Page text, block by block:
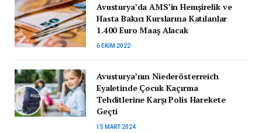
Avusturya’da AMS’in Hemşirelik ve
Hasta Bakıcı Kurslarına Katılanlar
1.400 Euro Maaş Alacak
6 EKIM 2022
Avusturya’nın Niederösterreich
Eyaletinde Çocuk Kaçırma
Tehditlerine Karşı Polis Harekete
Geçti
15 MART 2024